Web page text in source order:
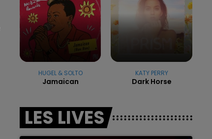
HUGEL & SOLTO
Jamaican
KATY PERRY
Dark Horse
LES LIVES